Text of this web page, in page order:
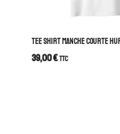
TEE SHIRT MANCHE COURTE
39,00€TTC